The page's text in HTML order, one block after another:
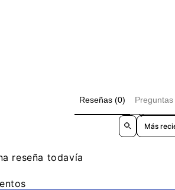
Reseñas (0) Preguntas
Sort
reseña todavía